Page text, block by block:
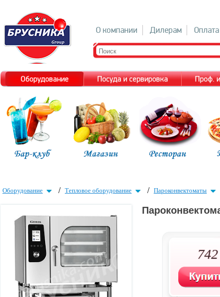
О компании Дилерам Оплата
Оборудование Посуда и сервировка Проф.
Оборудование / Тепловое оборудование / Пароконвектоматы